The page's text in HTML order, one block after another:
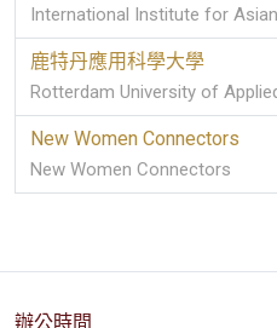
International Institute for
鹿特丹應用科學大學
Rotterdam University of
New Women Connectors
New Women Connectors
辦公時間